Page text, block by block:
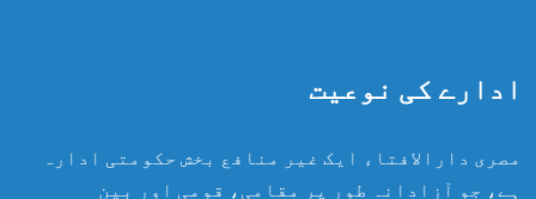
ادارے کی نوعیت
مصری دارالافتاء ایک غیر منافع بخش حکومتی ادارہ
ہے، جو آزادانہ طور پر مقامی، قومی اور بین